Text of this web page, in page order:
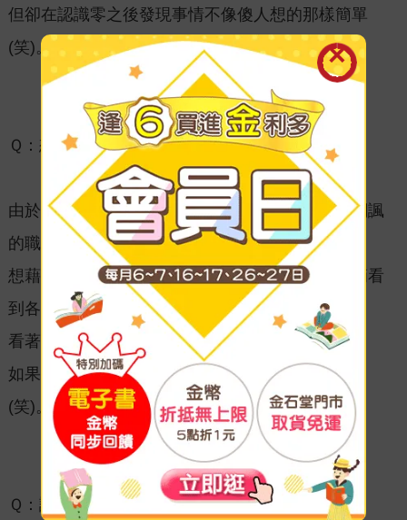
但卻在認識零之後發現事情不像傻人想的那樣簡單
(笑)。
Ｑ：想透過本作品傳達給讀者什麼呢？(｡◕∀◕｡)
由於自身經歷，這兩個是我日常中最容易看到被嘲諷
的職業，
想藉由這作品讓大家可以跟著志豪的視角一點一滴看
到各個職業的難題，
看著主角經歷每一次的事件中而一點點成長，
如果能讓讀者增加一點點對他們職業冷知識就好了
(笑)。
Ｑ：請老師對讀者們說句想說的話吧！(｡◕∀◕｡)